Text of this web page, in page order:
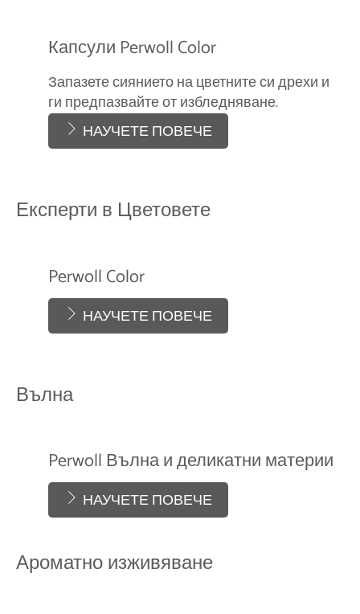
Капсули Perwoll Color
Запазете сиянието на цветните си дрехи и
ги предпазвайте от избледняване.
НАУЧЕТЕ ПОВЕЧЕ
Капсули Perwoll Black
предпазвайте от избледняване.
НАУЧЕТЕ ПОВЕЧЕ
Експерти в Цветовете
Perwoll Color
НАУЧЕТЕ ПОВЕЧЕ
Perwoll Black
Вълна
Perwoll Вълна и деликатни материи
НАУЧЕТЕ ПОВЕЧЕ
Ароматно изживяване